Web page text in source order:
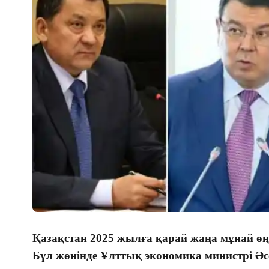
Қазақстан 2025 жылға қарай жаңа мұнай
Бұл жөнінде Ұлттық экономика министрі